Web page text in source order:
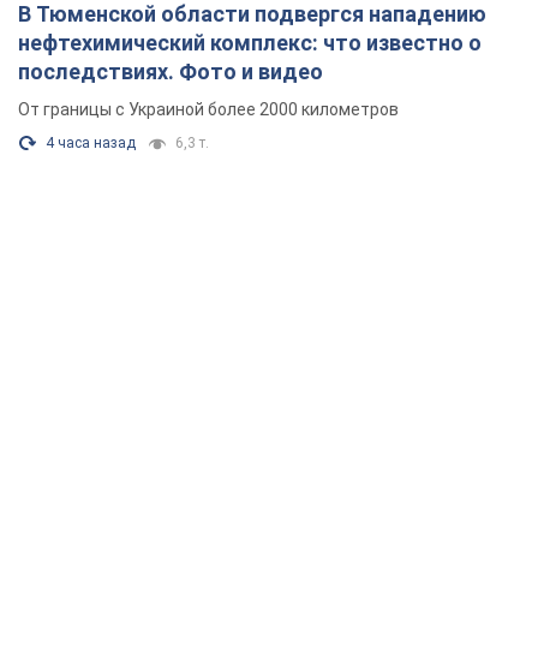
В Тюменской области подвергся нападению
нефтехимический комплекс: что известно о
последствиях. Фото и видео
От границы с Украиной более 2000 километров
4 часа назад 6,3 т.